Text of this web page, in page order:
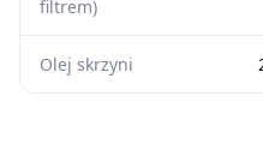
filtrem)
Olej skrzyni